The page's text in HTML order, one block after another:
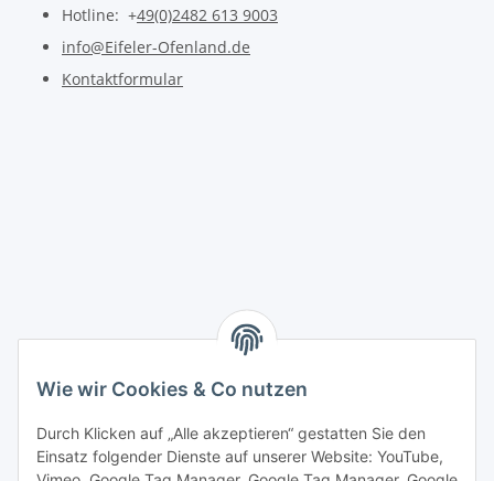
Hotline: +49(0)2482 613 9003
info@Eifeler-Ofenland.de
Kontaktformular
Wie wir Cookies & Co nutzen
Durch Klicken auf „Alle akzeptieren“ gestatten Sie den
Einsatz folgender Dienste auf unserer Website: YouTube,